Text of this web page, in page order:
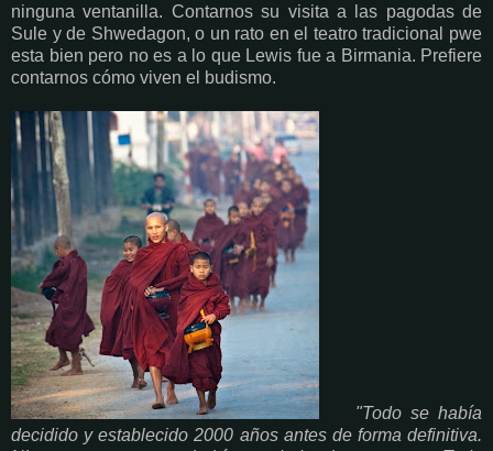
ninguna ventanilla. Contarnos su visita a las pagodas de
Sule y de Shwedagon, o un rato en el teatro tradicional pwe
esta bien pero no es a lo que Lewis fue a Birmania. Prefiere
contarnos cómo viven el budismo.
"Todo se había
decidido y establecido 2000 años antes de forma definitiva.